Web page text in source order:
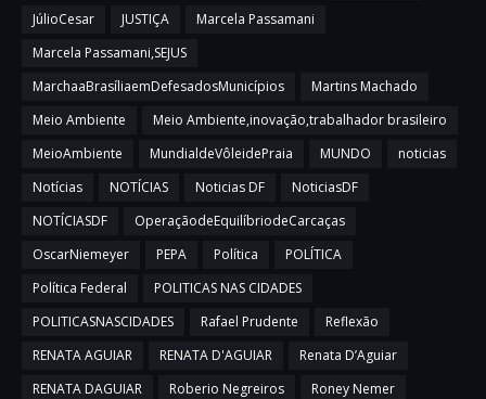
JúlioCesar
JUSTIÇA
Marcela Passamani
Marcela Passamani,SEJUS
MarchaaBrasíliaemDefesadosMunicípios
Martins Machado
Meio Ambiente
Meio Ambiente,inovação,trabalhador brasileiro
MeioAmbiente
MundialdeVôleidePraia MUNDO
noticias
Notícias
NOTÍCIAS Noticias DF
NoticiasDF
NOTÍCIASDF
OperaçãodeEquilíbriodeCarcaças
OscarNiemeyer
PEPA Política
POLÍTICA
Política Federal
POLITICAS NAS CIDADES
POLITICASNASCIDADES
Rafael Prudente
Reflexão
RENATA AGUIAR
RENATA D'AGUIAR
Renata D’Aguiar
RENATA DAGUIAR
Roberio Negreiros
Roney Nemer